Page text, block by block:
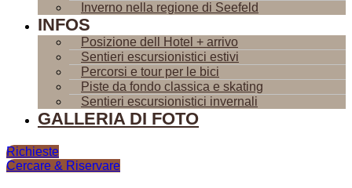
Inverno nella regione di Seefeld
INFOS
Posizione dell Hotel + arrivo
Sentieri escursionistici estivi
Percorsi e tour per le bici
Piste da fondo classica e skating
Sentieri escursionistici invernali
GALLERIA DI FOTO
Richieste
Cercare & Riservare